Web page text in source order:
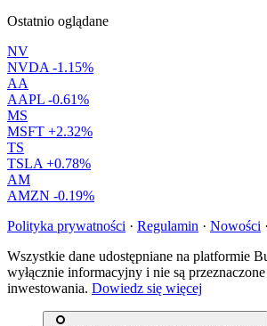
Ostatnio oglądane
NV
NVDA -1.15%
AA
AAPL -0.61%
MS
MSFT +2.32%
TS
TSLA +0.78%
AM
AMZN -0.19%
Polityka prywatności · Regulamin · Nowości ·
Wszystkie dane udostępniane na platformie
wyłącznie informacyjny i nie są
inwestowania. Dowiedz się więcej